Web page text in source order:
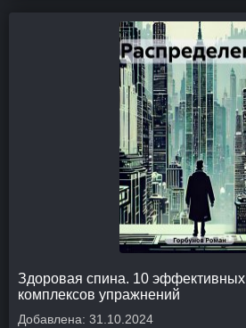
Здоровая спина. 10 эффективных
комплексов упражнений
Добавлена: 31.10.2024